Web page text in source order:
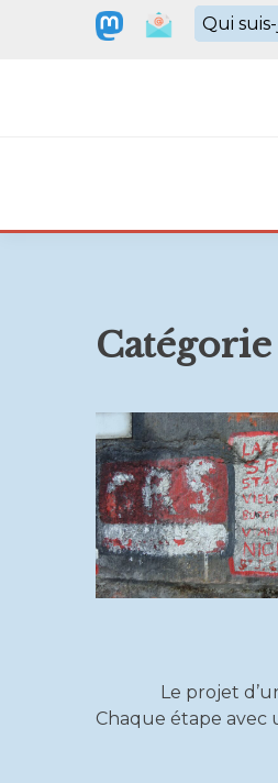
Qui
Catégorie
Le projet
Chaque étape avec